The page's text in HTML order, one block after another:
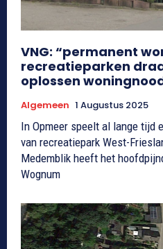
VNG: “permanent
recreatieparken
oplossen
Algemeen 1 Augustus 2025
In Opmeer speelt al lange tijd
van recreatiepark West-
Medemblik heeft het
Wognum